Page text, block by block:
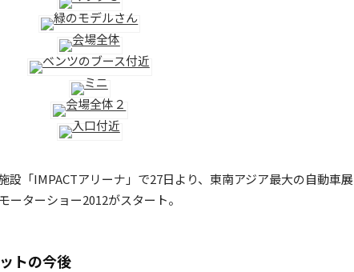
設「IMPACTアリーナ」で27日より、東南アジア最大の自動車展
ターショー2012がスタート。
トの今後